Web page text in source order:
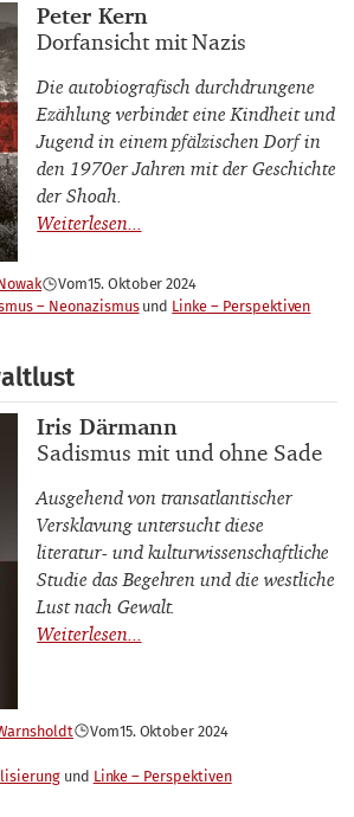
Buchautor_innen
Peter Kern
Buchtitel
Dorfansicht mit Nazis
Die autobiografisch durchdrungene
Ezählung verbindet eine Kindheit und
Jugend in einem pfälzischen Dorf in
den 1970er Jahren mit der Geschichte
der Shoah.
Vom15. Oktober 2024
– Neonazismus Linke – Perspektiven
Buchautor_innen
Iris Därmann
Buchtitel
Sadismus mit und ohne Sade
Ausgehend von transatlantischer
Versklavung untersucht diese
literatur- und kulturwissenschaftliche
Studie das Begehren und die westliche
Lust nach Gewalt.
Vom15. Oktober 2024
Linke – Perspektiven